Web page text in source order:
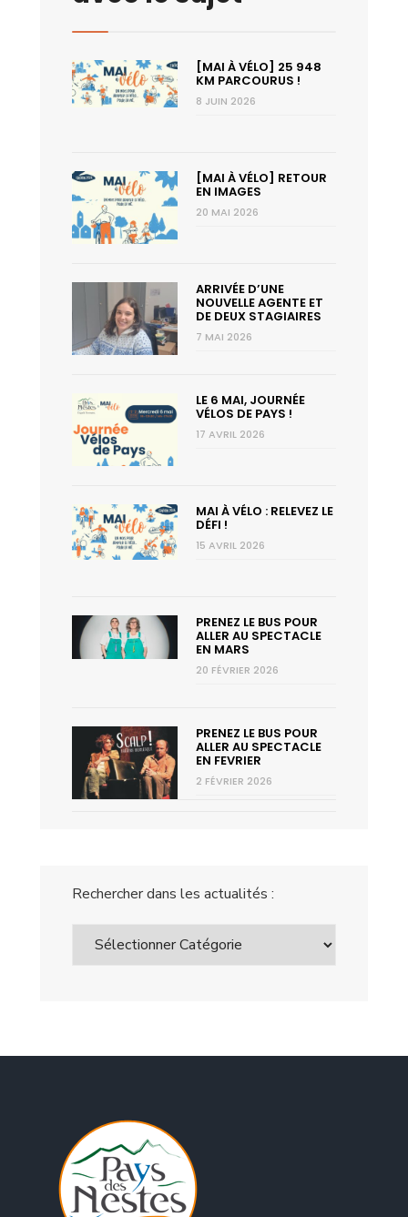
[MAI À VÉLO] 25 948
KM PARCOURUS !
8 JUIN 2026
[MAI À VÉLO] RETOUR
EN IMAGES
20 MAI 2026
ARRIVÉE D’UNE
NOUVELLE AGENTE ET
DE DEUX STAGIAIRES
7 MAI 2026
LE 6 MAI, JOURNÉE
VÉLOS DE PAYS !
17 AVRIL 2026
MAI À VÉLO : RELEVEZ LE
DÉFI !
15 AVRIL 2026
PRENEZ LE BUS POUR
ALLER AU SPECTACLE
EN MARS
20 FÉVRIER 2026
PRENEZ LE BUS POUR
ALLER AU SPECTACLE
EN FEVRIER
2 FÉVRIER 2026
Rechercher dans les actualités :